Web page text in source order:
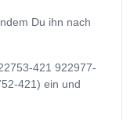
Du ihn nach
421 922977-
421) ein und